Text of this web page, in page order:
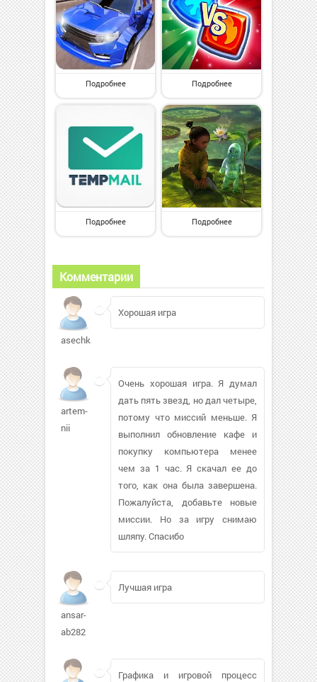
Подробнее Подробнее
Подробнее Подробнее
Комментарии
asechka7
Хорошая игра
artem-
nii
Очень хорошая игра. Я думал
дать пять звезд, но дал четыре,
потому что миссий меньше. Я
выполнил обновление кафе и
покупку компьютера менее
чем за 1 час. Я скачал ее до
того, как она была завершена.
Пожалуйста, добавьте новые
миссии. Но за игру снимаю
шляпу. Спасибо
ansar-
ab282
Лучшая игра
Графика и игровой процесс